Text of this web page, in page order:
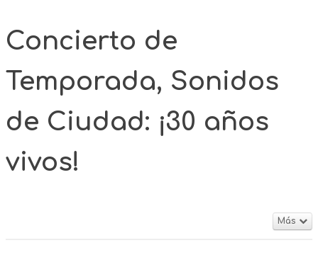
Concierto de
Temporada, Sonidos
de Ciudad: ¡30 años
vivos!
Más